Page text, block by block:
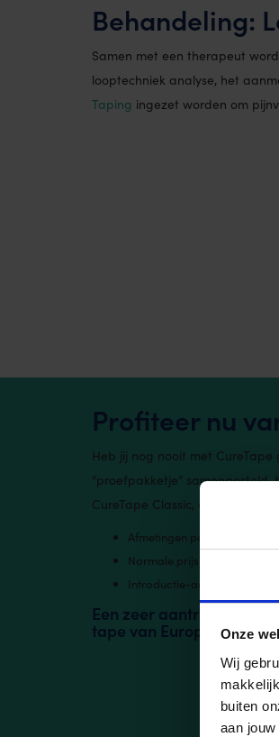
Onze
Wij
buiten
aan
Behandeling:
Samen met een therapeut
looptechniek analyse, het
Taping ingezet worden om
Profiteer nu
Heb jij nog nooit met
“proefpakketje” samengesteld,
CureTape Classic, een rol
Afmetingen per rol: 5cm x
Normale prijs: € 17,85
Introductie-aanbieding: €
Een zeer aantrekkelijke
tape van Europa.